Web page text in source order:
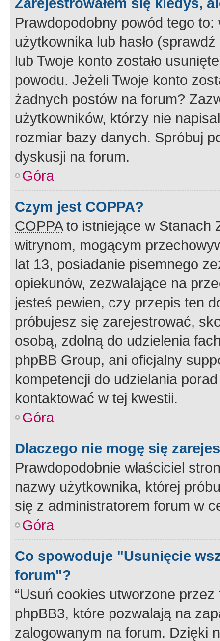
Prawdopodobny powód tego to:
użytkownika lub hasło
lub Twoje konto zostało
powodu. Jeżeli Twoje konto
żadnych postów na forum?
użytkowników, którzy nie
rozmiar bazy danych. Spróbuj
dyskusji na forum.
Góra
Czym jest COPPA?
COPPAto istniejące w Stanach
witrynom, mogącym
lat 13, posiadanie pisemnego
opiekunów, zezwalające na
jesteś pewien, czy przepis ten
próbujesz się zarejestrować,
osobą, zdolną do udzielenia
phpBB Group, ani oficjalny
kompetencji do udzielania
kontaktować w tej kwestii.
Góra
Dlaczego nie mogę się
Prawdopodobnie właściciel
nazwy użytkownika, której
się z administratorem forum w
Góra
Co spowoduje "Usunięcie
forum"?
“Usuń cookies utworzone
phpBB3, które pozwalają na
zalogowanym na forum. Dzięki